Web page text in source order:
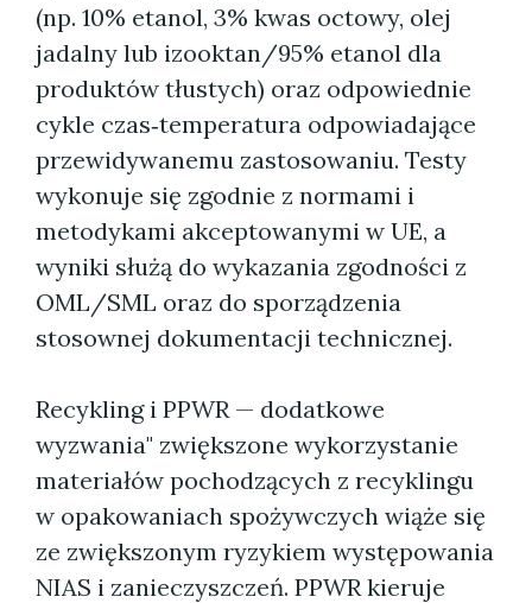
(np. 10% etanol, 3% kwas octowy, olej
jadalny lub izooktan/95% etanol dla
produktów tłustych) oraz odpowiednie
cykle czas‑temperatura odpowiadające
przewidywanemu zastosowaniu. Testy
wykonuje się zgodnie z normami i
metodykami akceptowanymi w UE, a
wyniki służą do wykazania zgodności z
OML/SML oraz do sporządzenia
stosownej dokumentacji technicznej.
Recykling i PPWR — dodatkowe
wyzwania" zwiększone wykorzystanie
materiałów pochodzących z recyklingu
w opakowaniach spożywczych wiąże się
ze zwiększonym ryzykiem występowania
NIAS i zanieczyszczeń. PPWR kieruje